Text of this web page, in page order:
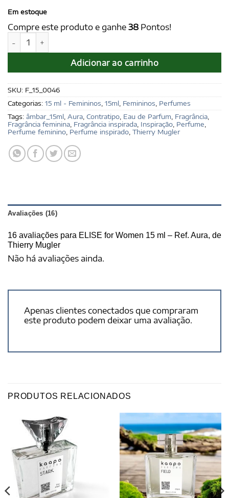
Em estoque
Compre este produto e ganhe 38 Pontos!
ELISE for Women 15 ml - Ref. Aura, de Thierry Mugler
Adicionar ao carrinho
SKU: F_15_0046
Categorias: 15 ml - Femininos 15ml Femininos Perfumes
Tags: âmbar_15ml Aura Contratipo Eau de Parfum Fragrância
Fragrância feminina Fragrância inspirada Inspiração Perfume
Perfume feminino Perfume inspirado Thierry Mugler
Avaliações (16)
16 avaliações para ELISE for Women 15 ml – Ref. Aura, de
Thierry Mugler
Não há avaliações ainda.
Apenas clientes conectados que compraram
este produto podem deixar uma avaliação.
PRODUTOS RELACIONADOS